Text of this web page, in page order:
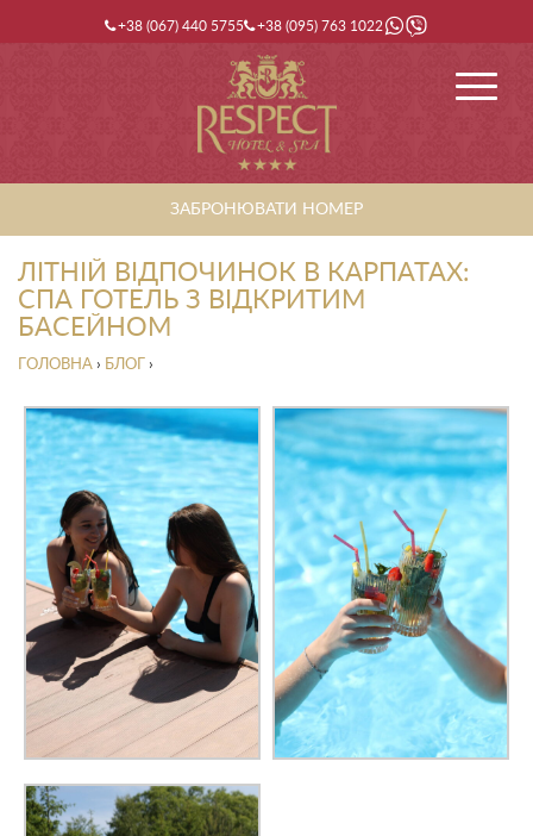
+38 (067) 440 5755 +38 (095) 763 1022
ЗАБРОНЮВАТИ НОМЕР
ЛІТНІЙ ВІДПОЧИНОК В КАРПАТАХ:
СПА ГОТЕЛЬ З ВІДКРИТИМ
БАСЕЙНОМ
ГОЛОВНА › БЛОГ ›